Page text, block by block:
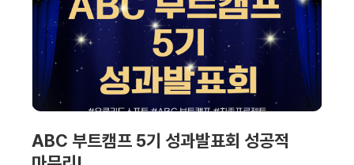
ABC 부트캠프 5기 성과발표회 성공적